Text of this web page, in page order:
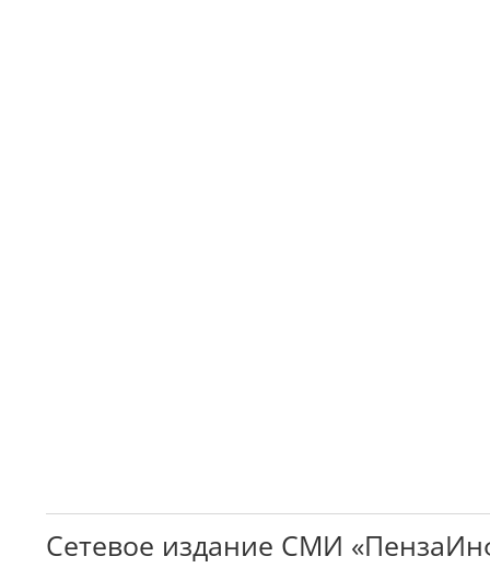
Сетевое издание СМИ